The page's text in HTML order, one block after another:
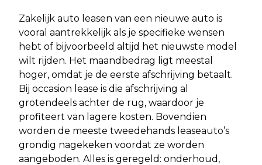
Zakelijk auto leasen van een nieuwe auto is
vooral aantrekkelijk als je specifieke wensen
hebt of bijvoorbeeld altijd het nieuwste model
wilt rijden. Het maandbedrag ligt meestal
hoger, omdat je de eerste afschrijving betaalt.
Bij occasion lease is die afschrijving al
grotendeels achter de rug, waardoor je
profiteert van lagere kosten. Bovendien
worden de meeste tweedehands leaseauto’s
grondig nagekeken voordat ze worden
aangeboden. Alles is geregeld: onderhoud,